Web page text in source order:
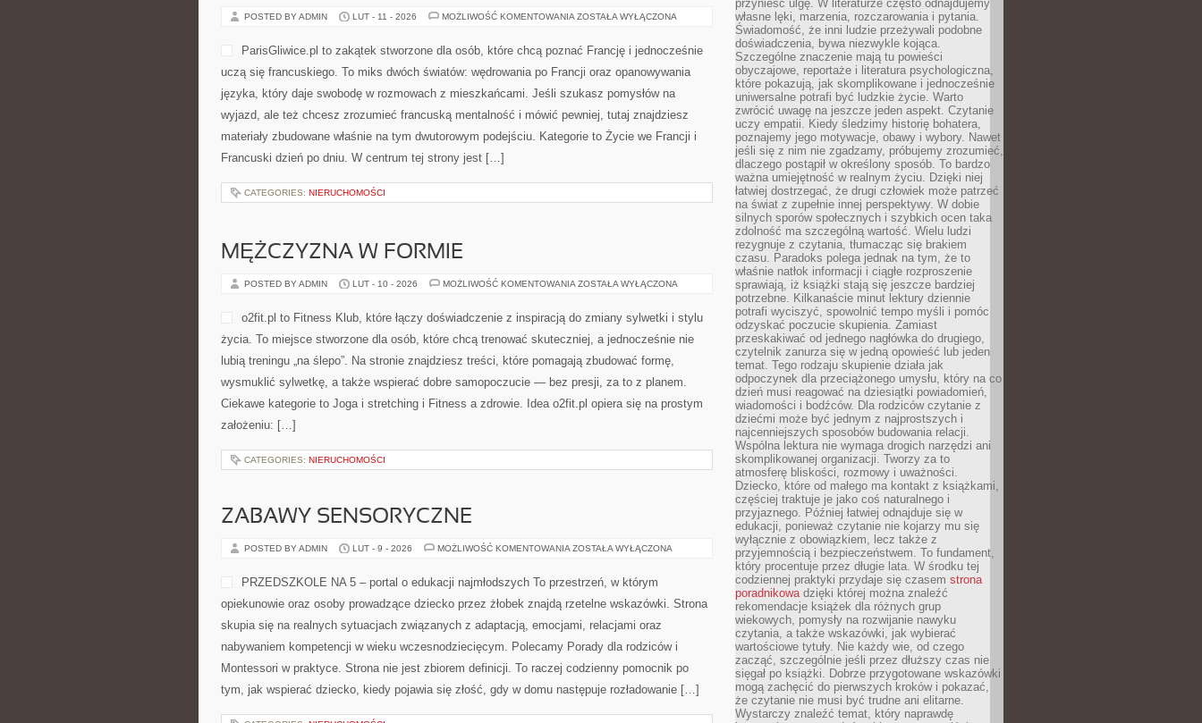
POSTED BY ADMIN LUT - 11 - 2026 MOŻLIWOŚĆ KOMENTOWANIA FRANCUSKA
STYL
ŻYCIA
ZOSTAŁA WYŁĄCZONA
ParisGliwice.pl to zakątek stworzone dla osób, które chcą poznać Francję i jednocześnie
uczą się francuskiego. To miks dwóch światów: wędrowania po Francji oraz opanowywania
języka, który daje swobodę w rozmowach z mieszkańcami. Jeśli szukasz pomysłów na
wyjazd, ale też chcesz zrozumieć francuską mentalność i mówić pewniej, tutaj znajdziesz
materiały zbudowane właśnie na tym dwutorowym podejściu. Kategorie to Życie we Francji i
Francuski dzień po dniu. W centrum tej strony jest […]
CATEGORIES: NIERUCHOMOŚCI
MĘŻCZYZNA W FORMIE
POSTED BY ADMIN LUT - 10 - 2026 MOŻLIWOŚĆ KOMENTOWANIA MĘŻCZYZNA
ZOSTAŁA WYŁĄCZONA
o2fit.pl to Fitness Klub, które łączy doświadczenie z inspiracją do zmiany sylwetki i stylu
życia. To miejsce stworzone dla osób, które chcą trenować skuteczniej, a jednocześnie nie
lubią treningu „na ślepo”. Na stronie znajdziesz treści, które pomagają zbudować formę,
wysmuklić sylwetkę, a także wspierać dobre samopoczucie — bez presji, za to z planem.
Ciekawe kategorie to Joga i stretching i Fitness a zdrowie. Idea o2fit.pl opiera się na prostym
założeniu: […]
CATEGORIES: NIERUCHOMOŚCI
ZABAWY SENSORYCZNE
POSTED BY ADMIN LUT - 9 - 2026 MOŻLIWOŚĆ KOMENTOWANIA ZABAWY
ZOSTAŁA WYŁĄCZONA
PRZEDSZKOLE NA 5 – portal o edukacji najmłodszych To przestrzeń, w którym
opiekunowie oraz osoby prowadzące dziecko przez żłobek znajdą rzetelne wskazówki. Strona
skupia się na realnych sytuacjach związanych z adaptacją, emocjami, relacjami oraz
nabywaniem kompetencji w wieku wczesnodziecięcym. Polecamy Porady dla rodziców i
Montessori w praktyce. Strona nie jest zbiorem definicji. To raczej codzienny pomocnik po
tym, jak wspierać dziecko, kiedy pojawia się złość, gdy w domu następuje rozładowanie […]
przynieść ulgę. W literaturze często odnajdujemy
własne lęki, marzenia, rozczarowania i pytania.
Świadomość, że inni ludzie przeżywali podobne
doświadczenia, bywa niezwykle kojąca.
Szczególne znaczenie mają tu powieści
obyczajowe, reportaże i literatura psychologiczna,
które pokazują, jak skomplikowane i jednocześnie
uniwersalne potrafi być ludzkie życie. Warto
zwrócić uwagę na jeszcze jeden aspekt. Czytanie
uczy empatii. Kiedy śledzimy historię bohatera,
poznajemy jego motywacje, obawy i wybory. Nawet
jeśli się z nim nie zgadzamy, próbujemy zrozumieć,
dlaczego postąpił w określony sposób. To bardzo
ważna umiejętność w realnym życiu. Dzięki niej
łatwiej dostrzegać, że drugi człowiek może patrzeć
na świat z zupełnie innej perspektywy. W dobie
silnych sporów społecznych i szybkich ocen taka
zdolność ma szczególną wartość. Wielu ludzi
rezygnuje z czytania, tłumacząc się brakiem
czasu. Paradoks polega jednak na tym, że to
właśnie natłok informacji i ciągłe rozproszenie
sprawiają, iż książki stają się jeszcze bardziej
potrzebne. Kilkanaście minut lektury dziennie
potrafi wyciszyć, spowolnić tempo myśli i pomóc
odzyskać poczucie skupienia. Zamiast
przeskakiwać od jednego nagłówka do drugiego,
czytelnik zanurza się w jedną opowieść lub jeden
temat. Tego rodzaju skupienie działa jak
odpoczynek dla przeciążonego umysłu, który na co
dzień musi reagować na dziesiątki powiadomień,
wiadomości i bodźców. Dla rodziców czytanie z
dziećmi może być jednym z najprostszych i
najcenniejszych sposobów budowania relacji.
Wspólna lektura nie wymaga drogich narzędzi ani
skomplikowanej organizacji. Tworzy za to
atmosferę bliskości, rozmowy i uważności.
Dziecko, które od małego ma kontakt z książkami,
częściej traktuje je jako coś naturalnego i
przyjaznego. Później łatwiej odnajduje się w
edukacji, ponieważ czytanie nie kojarzy mu się
wyłącznie z obowiązkiem, lecz także z
przyjemnością i bezpieczeństwem. To fundament,
który procentuje przez długie lata. W środku tej
codziennej praktyki przydaje się czasem strona
poradnikowadzięki której można znaleźć
rekomendacje książek dla różnych grup
wiekowych, pomysły na rozwijanie nawyku
czytania, a także wskazówki, jak wybierać
wartościowe tytuły. Nie każdy wie, od czego
zacząć, szczególnie jeśli przez dłuższy czas nie
sięgał po książki. Dobrze przygotowane wskazówki
mogą zachęcić do pierwszych kroków i pokazać,
że czytanie nie musi być trudne ani elitarne.
Wystarczy znaleźć temat, który naprawdę